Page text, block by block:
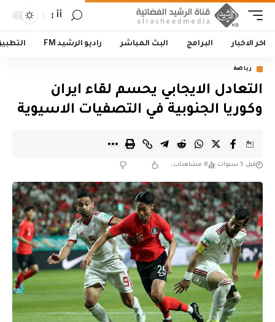
أأ
اخر الاخبار البرامج البث المباشر راديو الرشيد FM
رياضة
التعادل الايجابي يحسم لقاء ايران
وكوريا الجنوبية في التصفيات الاسيوية
قبل 5 سنوات 8 مشاهدات